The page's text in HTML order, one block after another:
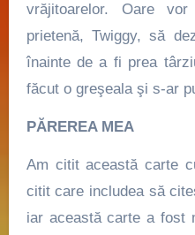
vrăjitoarelor. Oare
prietenă, Twiggy, să
înainte de a fi prea
făcut o greşeala şi s-ar
PĂREREA MEA
Am citit această carte
citit care includea să
iar această carte a fost